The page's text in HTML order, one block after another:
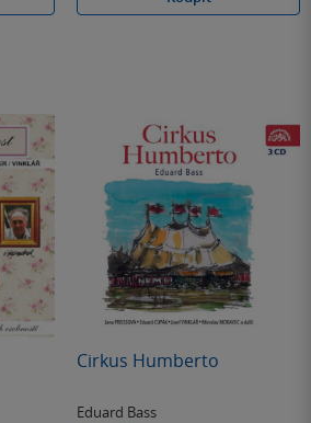
Cirkus Humberto
Eduard Bass